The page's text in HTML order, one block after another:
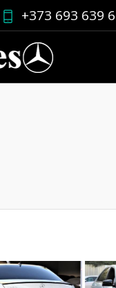
+373 693 639